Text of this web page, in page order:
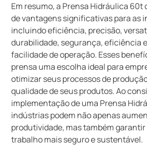
Em resumo, a Prensa Hidráulica 60t
de vantagens significativas para as
incluindo eficiência, precisão,
durabilidade, segurança, eficiência
facilidade de operação. Esses
prensa uma escolha ideal para
otimizar seus processos de
qualidade de seus produtos. Ao
implementação de uma Prensa
indústrias podem não apenas
produtividade, mas também
trabalho mais seguro e sustentável.